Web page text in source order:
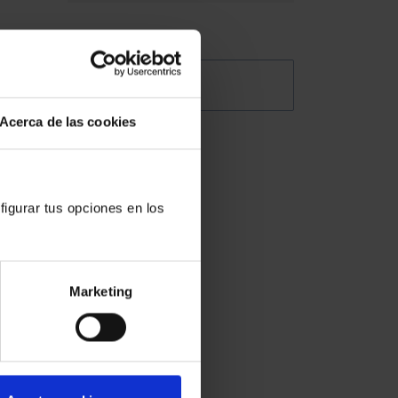
Acerca de las cookies
tus opciones en los
Marketing